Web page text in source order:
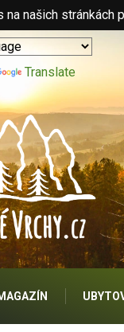
našich stránkách
Translate